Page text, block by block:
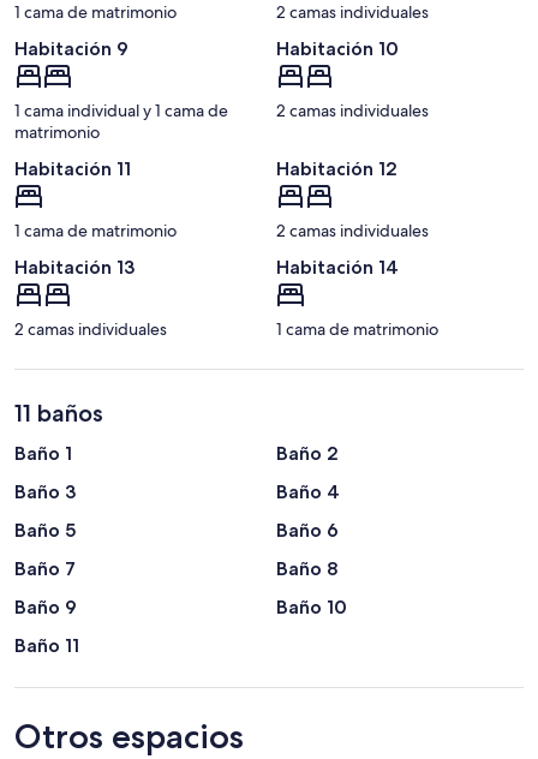
1 cama de matrimonio 2 camas individuales
Habitación 9
1 cama individual y 1 cama de
matrimonio
Habitación 10
2 camas individuales
Habitación 11
1 cama de matrimonio
Habitación 12
2 camas individuales
Habitación 13
2 camas individuales
Habitación 14
1 cama de matrimonio
11 baños
Baño 1
Baño 2
Baño 3
Baño 4
Baño 5
Baño 6
Baño 7
Baño 8
Baño 9
Baño 10
Baño 11
Otros espacios